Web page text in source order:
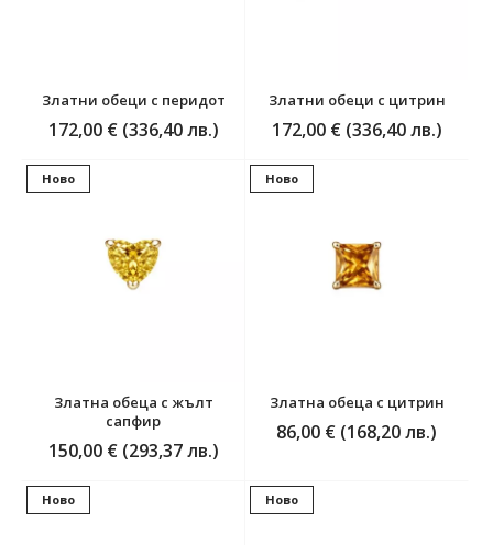
Златни обеци с перидот
172,00 € (336,40 лв.)
Златни обеци с цитрин
172,00 € (336,40 лв.)
Ново
Златна обеца с жълт
сапфир
150,00 € (293,37 лв.)
Ново
Златна обеца с цитрин
86,00 € (168,20 лв.)
Ново Ново